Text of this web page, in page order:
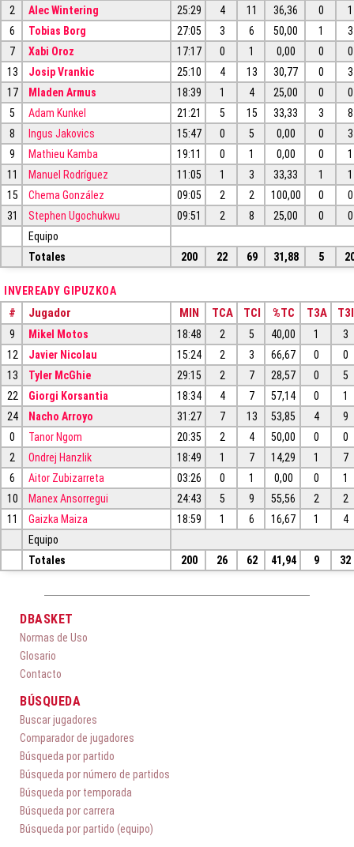
2 Alec Wintering 25:29 4 11 36,36 0
1
6
Tobias Borg 27:05 3 6 50,00 1
3
7
Xabi Oroz 17:17 0 1 0,00 0
0
13
Josip Vrankic 25:10 4 13 30,77 0
3
17
Mladen Armus 18:39 1 4 25,00 0
0
5
Adam Kunkel 21:21 5 15 33,33 3
8
8
Ingus Jakovics 15:47 0 5 0,00 0
3
9
Mathieu Kamba 19:11 0 1 0,00 0
1
11
Manuel Rodríguez 11:05 1 3 33,33 1
1
15
Chema González 09:05 2 2 100,00 0
0
31
Stephen Ugochukwu 09:51 2 8 25,00 0
0
Equipo
Totales
200 22 69 31,88 5
INVEREADY GIPUZKOA
# Jugador MIN TCA TCI %TC T3A T3I
9 Mikel Motos 18:48 2 5 40,00 1
3
12
Javier Nicolau 15:24 2 3 66,67 0
0
13
Tyler McGhie 29:15 2 7 28,57 0
5
22
Giorgi Korsantia 18:34 4 7 57,14 0
1
24
Nacho Arroyo 31:27 7 13 53,85 4
9
0
Tanor Ngom 20:35 2 4 50,00 0
0
2
Ondrej Hanzlik 18:49 1 7 14,29 1
7
6
Aitor Zubizarreta 03:26 0 1 0,00 0
1
10
Manex Ansorregui 24:43 5 9 55,56 2
2
11
Gaizka Maiza 18:59 1 6 16,67 1
4
Equipo
Totales
200 26 62 41,94 9 32
DBASKET
Normas de Uso
Glosario
Contacto
BÚSQUEDA
Buscar jugadores
Comparador de jugadores
Búsqueda por partido
Búsqueda por número de partidos
Búsqueda por temporada
Búsqueda por carrera
Búsqueda por partido (equipo)